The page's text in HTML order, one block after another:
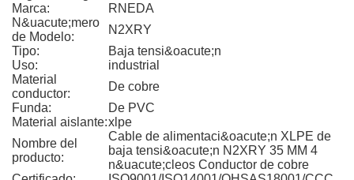
Marca:
RNEDA
N&uacute;mero
de Modelo:
N2XRY
Tipo:
Baja tensi&oacute;n
Uso:
industrial
Material
conductor:
De cobre
Funda:
De PVC
Material aislante:xlpe
Nombre del
producto:
Cable de alimentaci&oacute;n XLPE de
baja tensi&oacute;n N2XRY 35 MM 4
n&uacute;cleos Conductor de cobre